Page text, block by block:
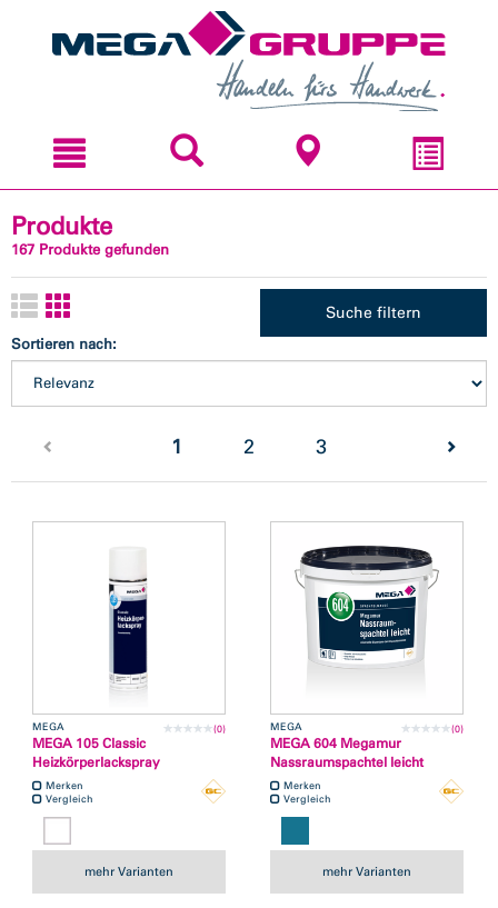
Produkte
167 Produkte gefunden
Suche filtern
Sortieren nach:
1 (current)
2 3
MEGA (0)
MEGA 105 Classic
Heizkörperlackspray
Merken
Vergleich
mehr Varianten
MEGA (0)
MEGA 604 Megamur
Nassraumspachtel leicht
Merken
Vergleich
mehr Varianten